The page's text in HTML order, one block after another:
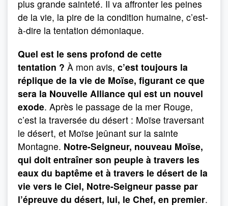
plus grande sainteté. Il va affronter les peines
de la vie, la pire de la condition humaine, c’est-
à-dire la tentation démoniaque.
Quel est le sens profond de cette
tentation ? À mon avis, c’est toujours la
réplique de la vie de Moïse, figurant ce que
sera la Nouvelle Alliance qui est un nouvel
exode. Après le passage de la mer Rouge,
c’est la traversée du désert : Moïse traversant
le désert, et Moïse jeûnant sur la sainte
Montagne. Notre-Seigneur, nouveau Moïse,
qui doit entraîner son peuple à travers les
eaux du baptême et à travers le désert de la
vie vers le Ciel, Notre-Seigneur passe par
l’épreuve du désert, lui, le Chef, en premier.